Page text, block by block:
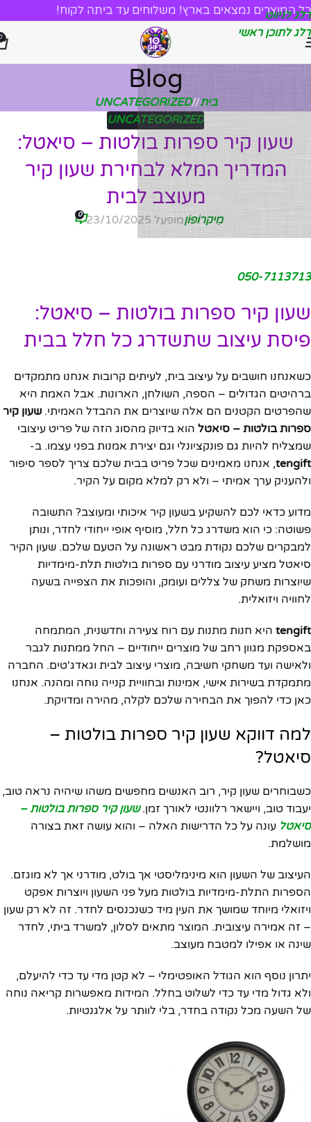
דלג לניווט
דלג לתוכן ראשי
כל המוצרים נמצאים בארץ! משלוחים עד ביתה לקוח!
Blog
בית/
UNCATEGORIZED
UNCATEGORIZED
שעון קיר ספרות בולטות – סיאטל:
המדריך המלא לבחירת שעון קיר
מעוצב לבית
מִיקרוֹפוֹןמופעל 23/10/2025 0
050-7113713
שעון קיר ספרות בולטות – סיאטל:
פיסת עיצוב שתשדרג כל חלל בבית
כשאנחנו חושבים על עיצוב בית, לעיתים קרובות אנחנו מתמקדים
ברהיטים הגדולים – הספה, השולחן, הארונות. אבל האמת היא
שהפרטים הקטנים הם אלה שיוצרים את ההבדל האמיתי. שעון קיר
ספרות בולטות – סיאטל הוא בדיוק מהסוג הזה של פריט עיצובי
שמצליח להיות גם פונקציונלי וגם יצירת אמנות בפני עצמו. ב-
tengift, אנחנו מאמינים שכל פריט בבית שלכם צריך לספר סיפור
ולהעניק ערך אמיתי – ולא רק למלא מקום על הקיר.
מדוע כדאי לכם להשקיע בשעון קיר איכותי ומעוצב? התשובה
פשוטה: כי הוא משדרג כל חלל, מוסיף אופי ייחודי לחדר, ונותן
למבקרים שלכם נקודת מבט ראשונה על הטעם שלכם. שעון הקיר
סיאטל מציע עיצוב מודרני עם ספרות בולטות תלת-מימדיות
שיוצרות משחק של צללים ועומק, והופכות את הצפייה בשעה
לחוויה ויזואלית.
tengift היא חנות מתנות עם רוח צעירה וחדשנית, המתמחה
באספקת מגוון רחב של מוצרים ייחודיים – החל ממתנות לגבר
ולאישה ועד משחקי חשיבה, מוצרי עיצוב לבית וגאדג'טים. החברה
מתמקדת בשירות אישי, אמינות ובחוויית קנייה נוחה ומהנה. אנחנו
כאן כדי להפוך את הבחירה שלכם לקלה, מהירה ומדויקת.
למה דווקא שעון קיר ספרות בולטות –
סיאטל?
כשבוחרים שעון קיר, רוב האנשים מחפשים משהו שיהיה נראה טוב,
יעבוד טוב, ויישאר רלוונטי לאורך זמן.שעון קיר ספרות בולטות –
סיאטל עונה על כל הדרישות האלה – והוא עושה זאת בצורה
מושלמת.
העיצוב של השעון הוא מינימליסטי אך בולט, מודרני אך לא מוגזם.
הספרות התלת-מימדיות בולטות מעל פני השעון ויוצרות אפקט
ויזואלי מיוחד שמושך את העין מיד כשנכנסים לחדר. זה לא רק שעון
– זה אמירה עיצובית. המוצר מתאים לסלון, למשרד ביתי, לחדר
שינה או אפילו למטבח מעוצב.
יתרון נוסף הוא הגודל האופטימלי – לא קטן מדי עד כדי להיעלם,
ולא גדול מדי עד כדי לשלוט בחלל. המידות מאפשרות קריאה נוחה
של השעה מכל נקודה בחדר, בלי לוותר על אלגנטיות.